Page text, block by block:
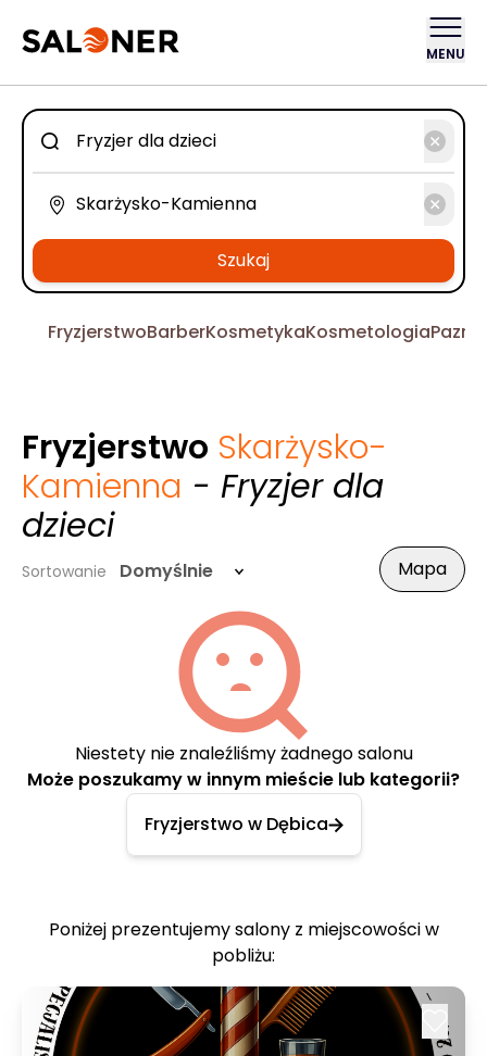
MENU
Szukaj
FryzjerstwoBarberKosmetykaKosmetologia
Fryzjerstwo Skarżysko-
Kamienna - Fryzjer dla
dzieci
Sortowanie Domyślnie Mapa
Niestety nie znaleźliśmy żadnego salonu
Może poszukamy w innym mieście lub kategorii?
Fryzjerstwo w Dębica
Poniżej prezentujemy salony z miejscowości w
pobliżu: